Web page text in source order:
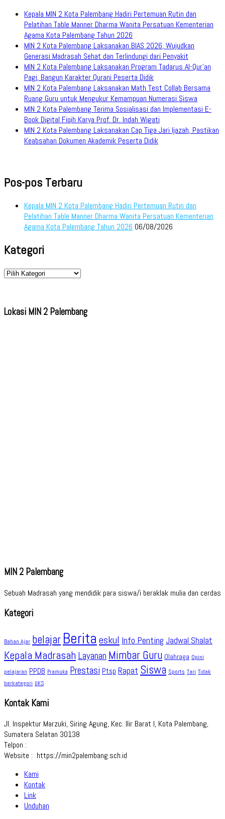
Kepala MIN 2 Kota Palembang Hadiri Pertemuan Rutin dan
Pelatihan Table Manner Dharma Wanita Persatuan Kementerian
Agama Kota Palembang Tahun 2026
MIN 2 Kota Palembang Laksanakan BIAS 2026, Wujudkan
Generasi Madrasah Sehat dan Terlindungi dari Penyakit
MIN 2 Kota Palembang Laksanakan Program Tadarus Al-Qur’an
Pagi, Bangun Karakter Qurani Peserta Didik
MIN 2 Kota Palembang Laksanakan Math Test Collab Bersama
Ruang Guru untuk Mengukur Kemampuan Numerasi Siswa
MIN 2 Kota Palembang Terima Sosialisasi dan Implementasi E-
Book Digital Fiqih Karya Prof. Dr. Indah Wigati
MIN 2 Kota Palembang Laksanakan Cap Tiga Jari Ijazah, Pastikan
Keabsahan Dokumen Akademik Peserta Didik
Pos-pos Terbaru
Kepala MIN 2 Kota Palembang Hadiri Pertemuan Rutin dan
Pelatihan Table Manner Dharma Wanita Persatuan Kementerian
Agama Kota Palembang Tahun 2026 06/08/2026
Kategori
Kategori
Lokasi MIN 2 Palembang
MIN 2 Palembang
Sebuah Madrasah yang mendidik para siswa/i beraklak mulia dan cerdas
Kategori
Bahan Ajar belajar Berita eskul Info Penting Jadwal Shalat
Kepala Madrasah Layanan Mimbar Guru Olahraga Opini
pelajaran PPDB Pramuka Prestasi Ptsp Rapat Siswa Sports Tari Tidak
berkategori UKS
Kontak Kami
Jl. Inspektur Marzuki, Siring Agung, Kec. Ilir Barat I, Kota Palembang,
Sumatera Selatan 30138
Telpon :
Website : https://min2palembang.sch.id
Kami
Kontak
Link
Unduhan